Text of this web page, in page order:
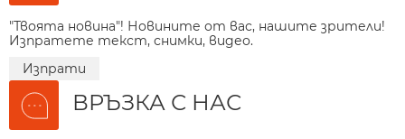
"Твоята новина"! Новините от вас, нашите зрители!
Изпратете текст, снимки, видео.
Изпрати
ВРЪЗКА С НАС